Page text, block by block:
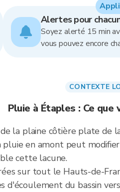
Alertes pour
Soyez alerté 15 min
vous pouvez encore
CONTEXTE
Pluie à Étaples : Ce que
la plaine côtière plate
en amont peut
cette lacune.
sur tout le Hauts-de-
du bassin